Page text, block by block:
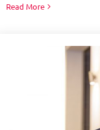
Read More